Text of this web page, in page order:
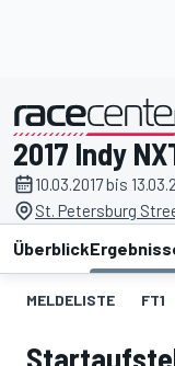
präsentiert von
2017 Indy
10.03.2017 bis
St. Petersburg
Überblick
MELDELISTE FT1